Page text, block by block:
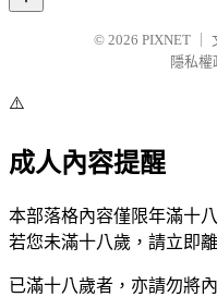
© 2026 PIXNET
隱私權
⚠️
成人內容提醒
本部落格內容僅限年滿十
若您未滿十八歲，請立即離
已滿十八歲者，亦請勿將